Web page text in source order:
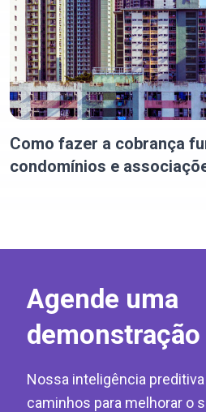
Como fazer a cobrança
condomínios e
Agende uma
Nossa inteligência
caminhos para melhorar o